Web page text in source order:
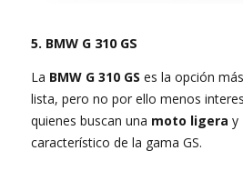
5. BMW G 310 GS
La BMW G 310 GS es la opción
lista, pero no por ello menos
quienes buscan una moto ligera y
característico de la gama GS.